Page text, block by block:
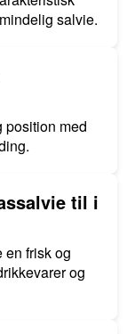
salvie.
position med
til i
en frisk og
og